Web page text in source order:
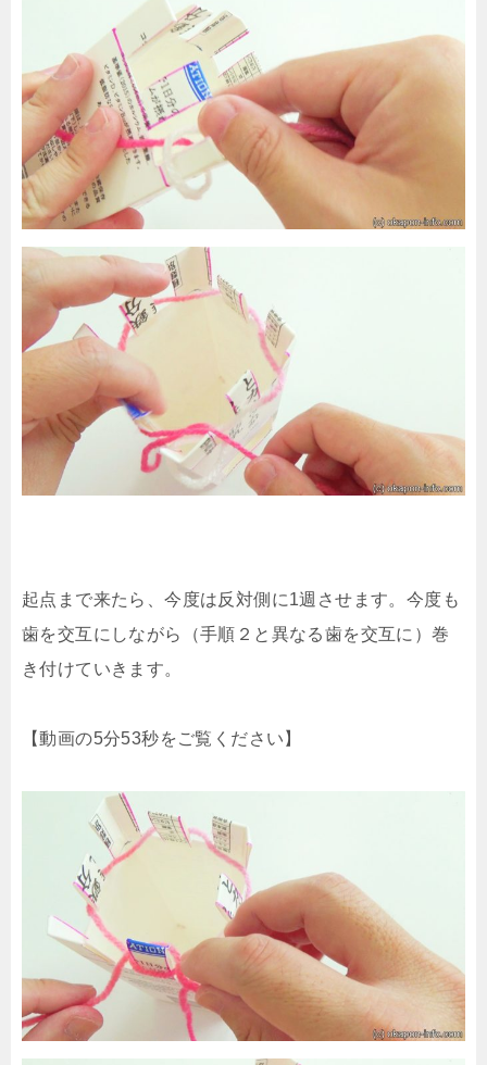
起点まで来たら、今度は反対側に1週させます。今度も
歯を交互にしながら（手順２と異なる歯を交互に）巻
き付けていきます。
【動画の5分53秒をご覧ください】